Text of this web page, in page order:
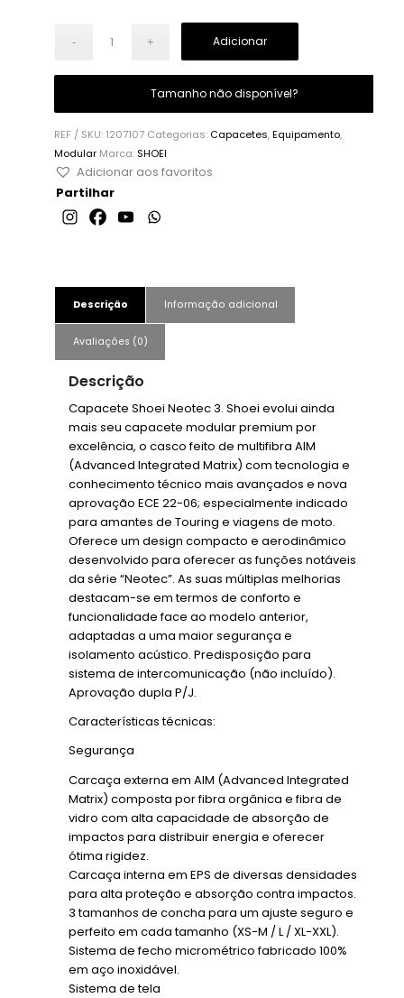
Adicionar
Tamanho não disponível?
Adicionar aos favoritos
REF / SKU: 1207107 Categorias: Capacetes,Equipamento,
Modular Marca: SHOEI
Partilhar
Descrição Informação adicional
Avaliações (0)
Descrição
Capacete Shoei Neotec 3. Shoei evolui ainda
mais seu capacete modular premium por
excelência, o casco feito de multifibra AIM
(Advanced Integrated Matrix) com tecnologia e
conhecimento técnico mais avançados e nova
aprovação ECE 22-06; especialmente indicado
para amantes de Touring e viagens de moto.
Oferece um design compacto e aerodinâmico
desenvolvido para oferecer as funções notáveis
da série “Neotec”. As suas múltiplas melhorias
destacam-se em termos de conforto e
funcionalidade face ao modelo anterior,
adaptadas a uma maior segurança e
isolamento acústico. Predisposição para
sistema de intercomunicação (não incluído).
Aprovação dupla P/J.
Características técnicas:
Segurança
Carcaça externa em AIM (Advanced Integrated
Matrix) composta por fibra orgânica e fibra de
vidro com alta capacidade de absorção de
impactos para distribuir energia e oferecer
ótima rigidez.
Carcaça interna em EPS de diversas densidades
para alta proteção e absorção contra impactos.
3 tamanhos de concha para um ajuste seguro e
perfeito em cada tamanho (XS-M / L / XL-XXL).
Sistema de fecho micrométrico fabricado 100%
em aço inoxidável.
Sistema de tela